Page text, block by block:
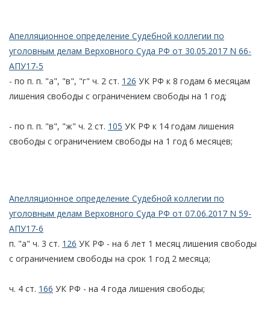
Апелляционное определение Судебной коллегии по
уголовным делам Верховного Суда РФ от 30.05.2017 N 66-
АПУ17-5
- по п. п. "а", "в", "г" ч. 2 ст. 126 УК РФ к 8 годам 6 месяцам
лишения свободы с ограничением свободы на 1 год;
- по п. п. "в", "ж" ч. 2 ст. 105 УК РФ к 14 годам лишения
свободы с ограничением свободы на 1 год 6 месяцев;
Апелляционное определение Судебной коллегии по
уголовным делам Верховного Суда РФ от 07.06.2017 N 59-
АПУ17-6
п. "а" ч. 3 ст. 126 УК РФ - на 6 лет 1 месяц лишения свободы
с ограничением свободы на срок 1 год 2 месяца;
ч. 4 ст. 166 УК РФ - на 4 года лишения свободы;